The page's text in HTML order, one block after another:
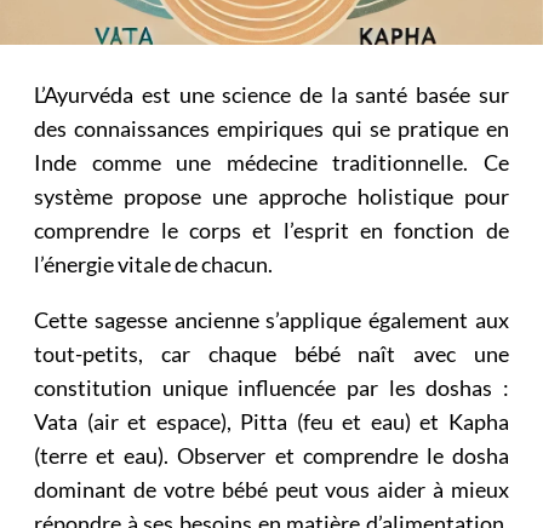
L’Ayurvéda est une science de la santé basée sur
des connaissances empiriques qui se pratique en
Inde comme une médecine traditionnelle. Ce
système propose une approche holistique pour
comprendre le corps et l’esprit en fonction de
l’énergie vitale de chacun.
Cette sagesse ancienne s’applique également aux
tout-petits, car chaque bébé naît avec une
constitution unique influencée par les doshas :
Vata (air et espace), Pitta (feu et eau) et Kapha
(terre et eau). Observer et comprendre le dosha
dominant de votre bébé peut vous aider à mieux